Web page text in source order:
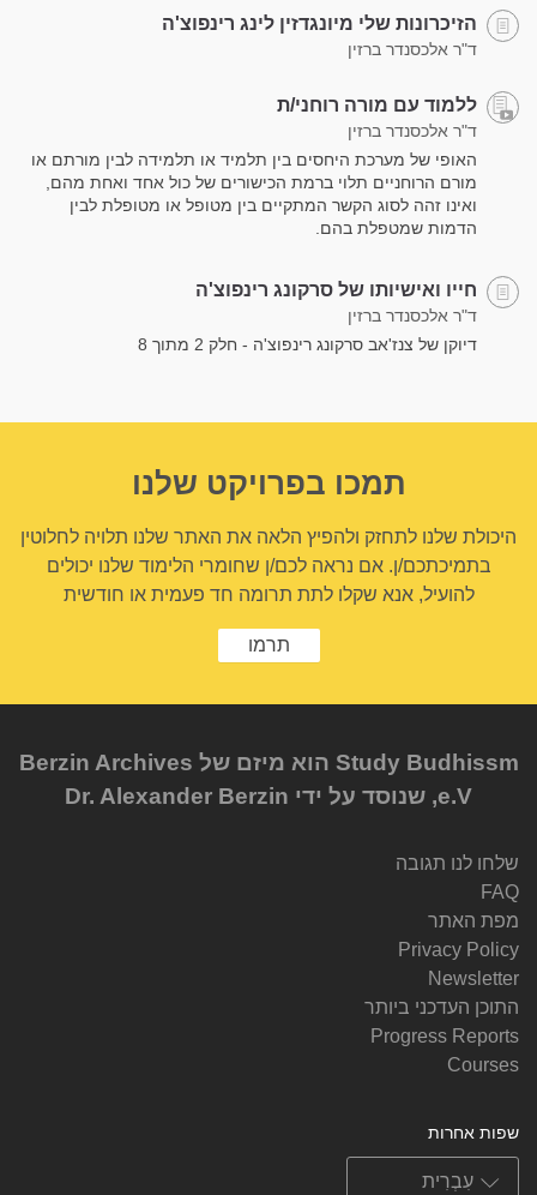
הזיכרונות שלי מיונגדזין לינג רינפוצ'ה
ד"ר אלכסנדר ברזין
ללמוד עם מורה רוחני/ת
ד"ר אלכסנדר ברזין
האופי של מערכת היחסים בין תלמיד או תלמידה לבין מורתם או
מורם הרוחניים תלוי ברמת הכישורים של כול אחד ואחת מהם,
ואינו זהה לסוג הקשר המתקיים בין מטופל או מטופלת לבין
הדמות שמטפלת בהם.
חייו ואישיותו של סרקונג רינפוצ'ה
ד"ר אלכסנדר ברזין
דיוקן של צנז'אב סרקונג רינפוצ'ה - חלק 2 מתוך 8
תמכו בפרויקט שלנו
היכולת שלנו לתחזק ולהפיץ הלאה את האתר שלנו תלויה לחלוטין
בתמיכתכם/ן. אם נראה לכם/ן שחומרי הלימוד שלנו יכולים
להועיל, אנא שקלו לתת תרומה חד פעמית או חודשית
תרמו
Study Budhissm הוא מיזם של Berzin Archives
e.V, שנוסד על ידי Dr. Alexander Berzin
שלחו לנו תגובה
FAQ
מפת האתר
Privacy Policy
Newsletter
התוכן העדכני ביותר
Progress Reports
Courses
שפות אחרות